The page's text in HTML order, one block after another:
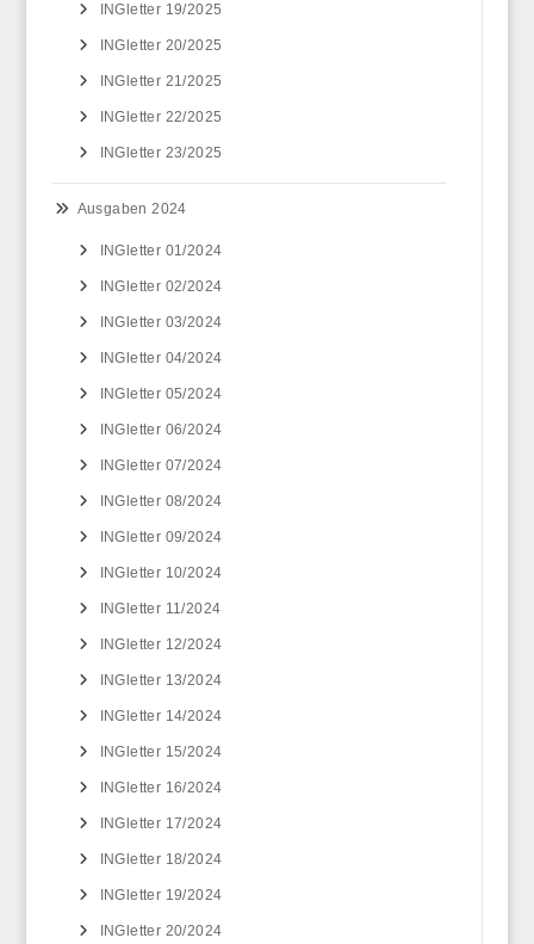
INGletter 19/2025
INGletter 20/2025
INGletter 21/2025
INGletter 22/2025
INGletter 23/2025
Ausgaben 2024
INGletter 01/2024
INGletter 02/2024
INGletter 03/2024
INGletter 04/2024
INGletter 05/2024
INGletter 06/2024
INGletter 07/2024
INGletter 08/2024
INGletter 09/2024
INGletter 10/2024
INGletter 11/2024
INGletter 12/2024
INGletter 13/2024
INGletter 14/2024
INGletter 15/2024
INGletter 16/2024
INGletter 17/2024
INGletter 18/2024
INGletter 19/2024
INGletter 20/2024